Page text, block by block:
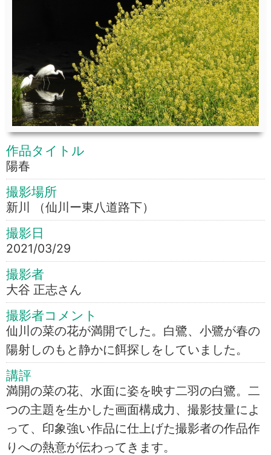
作品タイトル
陽春
撮影場所
新川 （仙川ー東八道路下）
撮影日
2021/03/29
撮影者
大谷 正志さん
撮影者コメント
仙川の菜の花が満開でした。白鷺、小鷺が春の
陽射しのもと静かに餌探しをしていました。
講評
満開の菜の花、水面に姿を映す二羽の白鷺。二
つの主題を生かした画面構成力、撮影技量によ
って、印象強い作品に仕上げた撮影者の作品作
りへの熱意が伝わってきます。